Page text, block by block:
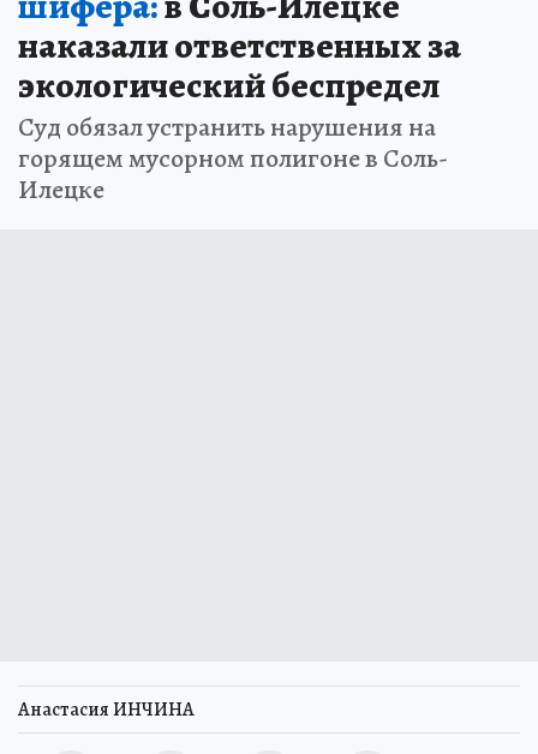
наказали ответственных за
экологический беспредел
Суд обязал устранить нарушения на
горящем мусорном полигоне в Соль-
Илецке
Анастасия ИНЧИНА